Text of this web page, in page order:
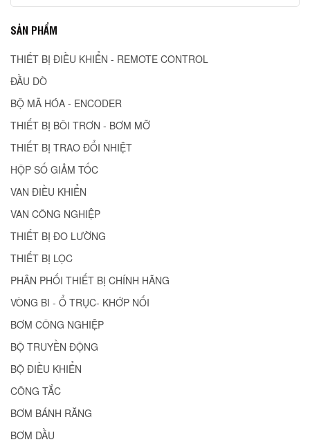
SẢN PHẨM
THIẾT BỊ ĐIỀU KHIỂN - REMOTE CONTROL
ĐẦU DÒ
BỘ MÃ HÓA - ENCODER
THIẾT BỊ BÔI TRƠN - BƠM MỠ
THIẾT BỊ TRAO ĐỔI NHIỆT
HỘP SỐ GIẢM TỐC
VAN ĐIỀU KHIỂN
VAN CÔNG NGHIỆP
THIẾT BỊ ĐO LƯỜNG
THIẾT BỊ LỌC
PHÂN PHỐI THIẾT BỊ CHÍNH HÃNG
VÒNG BI - Ổ TRỤC- KHỚP NỐI
BƠM CÔNG NGHIỆP
BỘ TRUYỀN ĐỘNG
BỘ ĐIỀU KHIỂN
CÔNG TẮC
BƠM BÁNH RĂNG
BƠM DẦU